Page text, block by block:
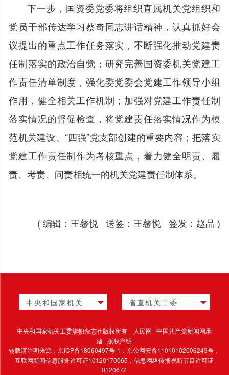
下一步，国资委党委将组织直属机关党组织和
党员干部传达学习蔡奇同志讲话精神，认真抓好会
议提出的重点工作任务落实，不断强化推动党建责
任制落实的政治自觉；研究完善国资委机关党建工
作责任清单制度，强化委党委会党建工作领导小组
作用，健全相关工作机制；加强对党建工作责任制
落实情况的督促检查，将党建责任落实情况作为模
范机关建设、“四强”党支部创建的重要内容；把落实
党建工作责任制作为考核重点，着力健全明责、履
责、考责、问责相统一的机关党建责任制体系。
( 编辑：王馨悦 送签：王馨悦 签发：赵品 )
中央和国家机关 省直机关工委
中央和国家机关工委旗帜杂志社版权所有 人民网 中国共产党新闻网承
建 版权声明
转载请注明来源，京ICP备18060497号-1 ，京公网安备11010102006249号，
互联网新闻信息服务许可证10120170065，信息网络传播视听节目许可证
0120672